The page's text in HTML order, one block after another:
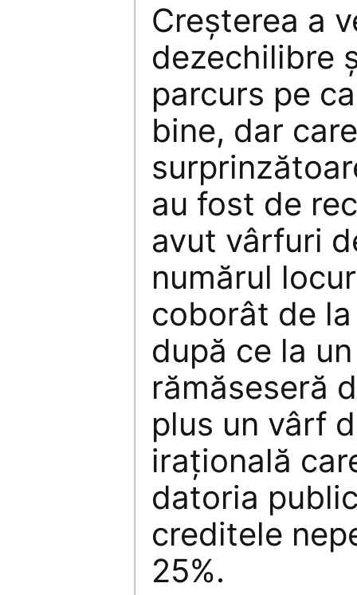
Creșterea a
dezechilibre
parcurs pe
bine, dar
au fost de
avut vârfuri
numărul
coborât de
după ce la
rămăseseră
plus un vârf
irațională
datoria
creditele
25%.